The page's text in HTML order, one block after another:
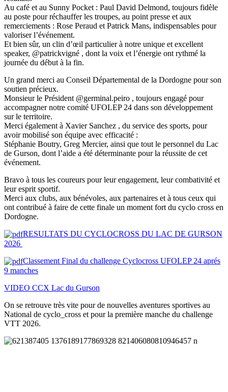
Au café et au Sunny Pocket : Paul David Delmond, toujours fidèle
au poste pour réchauffer les troupes, au point presse et aux
remerciements : Rose Peraud et Patrick Mans, indispensables pour
valoriser l’événement.
Et bien sûr, un clin d’œil particulier à notre unique et excellent
speaker, @patrickvigné , dont la voix et l’énergie ont rythmé la
journée du début à la fin.
Un grand merci au Conseil Départemental de la Dordogne pour son
soutien précieux.
Monsieur le Président @germinal.peiro , toujours engagé pour
accompagner notre comité UFOLEP 24 dans son développement
sur le territoire.
Merci également à Xavier Sanchez , du service des sports, pour
avoir mobilisé son équipe avec efficacité :
Stéphanie Boutry, Greg Mercier, ainsi que tout le personnel du Lac
de Gurson, dont l’aide a été déterminante pour la réussite de cet
événement.
Bravo à tous les coureurs pour leur engagement, leur combativité et
leur esprit sportif.
Merci aux clubs, aux bénévoles, aux partenaires et à tous ceux qui
ont contribué à faire de cette finale un moment fort du cyclo cross en
Dordogne.
RESULTATS DU CYCLOCROSS DU LAC DE GURSON
2026
Classement Final du challenge Cyclocross UFOLEP 24 aprés
9 manches
VIDEO CCX Lac du Gurson
On se retrouve très vite pour de nouvelles aventures sportives au
National de cyclo_cross et pour la première manche du challenge
VTT 2026.